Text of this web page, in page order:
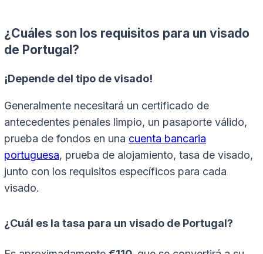
¿Cuáles son los requisitos para un visado
de Portugal?
¡Depende del tipo de visado!
Generalmente necesitará un certificado de
antecedentes penales limpio, un pasaporte válido,
prueba de fondos en una cuenta bancaria
portuguesa, prueba de alojamiento, tasa de visado,
junto con los requisitos específicos para cada
visado.
¿Cuál es la tasa para un visado de Portugal?